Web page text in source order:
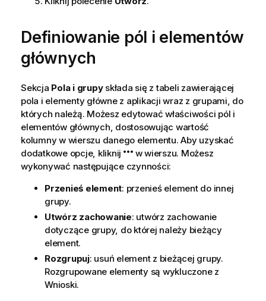
Definiowanie pól i elementów
głównych
Sekcja Pola i grupyskłada się z tabeli zawierającej
pola i elementy główne z aplikacji wraz z grupami, do
których należą. Możesz edytować właściwości pól i
elementów głównych, dostosowując wartość
kolumny w wierszu danego elementu. Aby uzyskać
dodatkowe opcje, kliknij
w wierszu. Możesz
wykonywać następujące czynności:
Przenieś element: przenieś element do innej
grupy.
Utwórz zachowanie: utwórz zachowanie
dotyczące grupy, do której należy bieżący
element.
Rozgrupuj: usuń element z bieżącej grupy.
Rozgrupowane elementy są wykluczone z
Wnioski.